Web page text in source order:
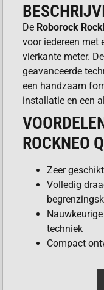
De Roborock
voor iedereen met
vierkante meter.
geavanceerde
een handzaam
installatie en een
ROCKNEO
Zeer
Volledig
techniek
Compact
Veilig voor